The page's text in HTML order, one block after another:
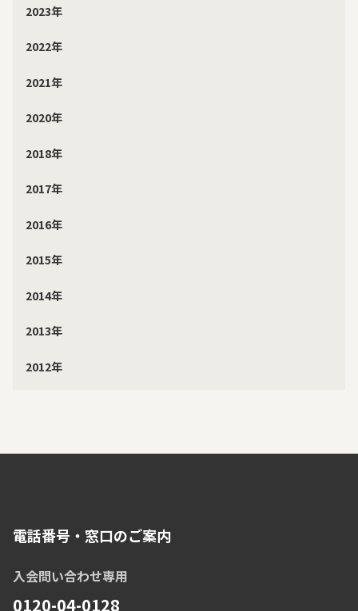
2023年
2022年
2021年
2020年
2018年
2017年
2016年
2015年
2014年
2013年
2012年
電話番号・窓口のご案内
入会問い合わせ専用
0120-04-0128